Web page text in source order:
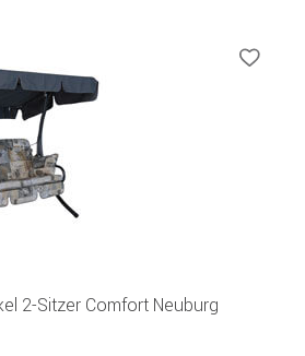
2-Sitzer Comfort Neuburg